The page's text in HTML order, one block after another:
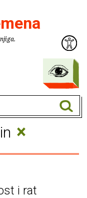
×
i rat